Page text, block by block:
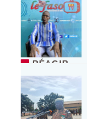
RÉAGIR